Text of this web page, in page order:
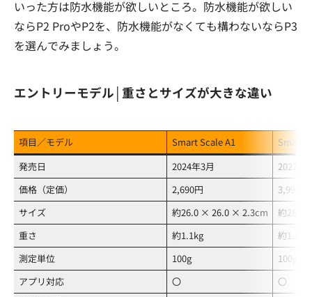
いった方は防水機能が欲しいところ。防水機能が欲しい
ならP2 ProやP2を、防水機能がなくても構わないならP3
を選んでみましょう。
エントリーモデル│重さとサイズが大きな違い
項目／モデル Smart Scale A1
Smart
発売日
2024年3月
2022年
価格（定価）
2,690円
3,990円
サイズ
約26.0 × 26.0 × 2.3cm
約28.0
重さ
約1.1kg
約1.2kg
測定単位
100g
100g
アプリ対応
〇
〇